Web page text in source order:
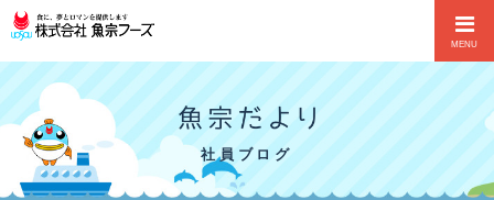
MENU
社員ブログ